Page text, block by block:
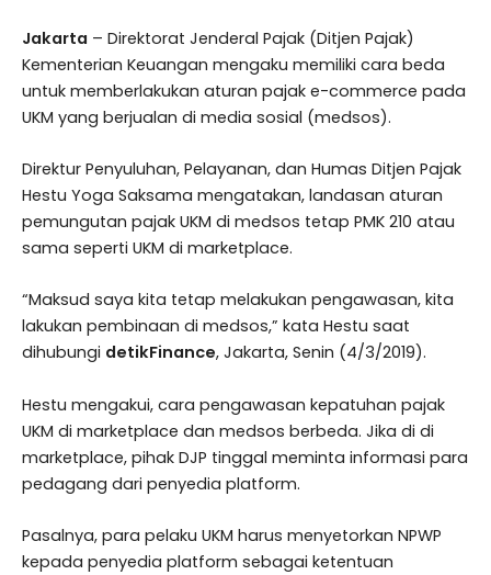
Jakarta – Direktorat Jenderal Pajak (Ditjen Pajak)
Kementerian Keuangan mengaku memiliki cara beda
untuk memberlakukan aturan pajak e-commerce pada
UKM yang berjualan di media sosial (medsos).
Direktur Penyuluhan, Pelayanan, dan Humas Ditjen Pajak
Hestu Yoga Saksama mengatakan, landasan aturan
pemungutan pajak UKM di medsos tetap PMK 210 atau
sama seperti UKM di marketplace.
“Maksud saya kita tetap melakukan pengawasan, kita
lakukan pembinaan di medsos,” kata Hestu saat
dihubungi detikFinance, Jakarta, Senin (4/3/2019).
Hestu mengakui, cara pengawasan kepatuhan pajak
UKM di marketplace dan medsos berbeda. Jika di di
marketplace, pihak DJP tinggal meminta informasi para
pedagang dari penyedia platform.
Pasalnya, para pelaku UKM harus menyetorkan NPWP
kepada penyedia platform sebagai ketentuan